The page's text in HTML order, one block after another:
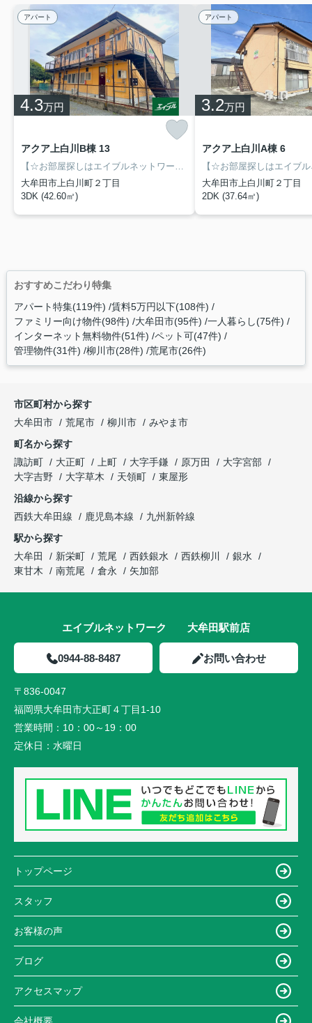
アパート
4.3万円
アクア上白川B棟 13
大牟田市上白川町２丁目
3DK (42.60㎡)
アパート
3.2万円
アクア上白川A棟 6
大牟田市上白川町２丁目
2DK (37.64㎡)
おすすめこだわり特集
アパート特集(119件) 賃料5万円以下(108件)
ファミリー向け物件(98件) 大牟田市(95件) 一人暮らし(75件)
インターネット無料物件(51件) ペット可(47件)
管理物件(31件) 柳川市(28件) 荒尾市(26件)
市区町村から探す
大牟田市
荒尾市 柳川市
みやま市
町名から探す
諏訪町
大正町 上町 大字手鎌 原万田
大字宮部
大字吉野
大字草木 天領町
東屋形
沿線から探す
西鉄大牟田線
鹿児島本線
九州新幹線
駅から探す
大牟田
新栄町 荒尾 西鉄銀水 西鉄柳川
銀水
東甘木
南荒尾 倉永 矢加部
エイブルネットワーク 大牟田駅前店
0944-88-8487 お問い合わせ
〒836-0047
福岡県大牟田市大正町４丁目1-10
営業時間： 10：00～19：00
定休日： 水曜日
トップページ
スタッフ
お客様の声
ブログ
アクセスマップ
会社概要